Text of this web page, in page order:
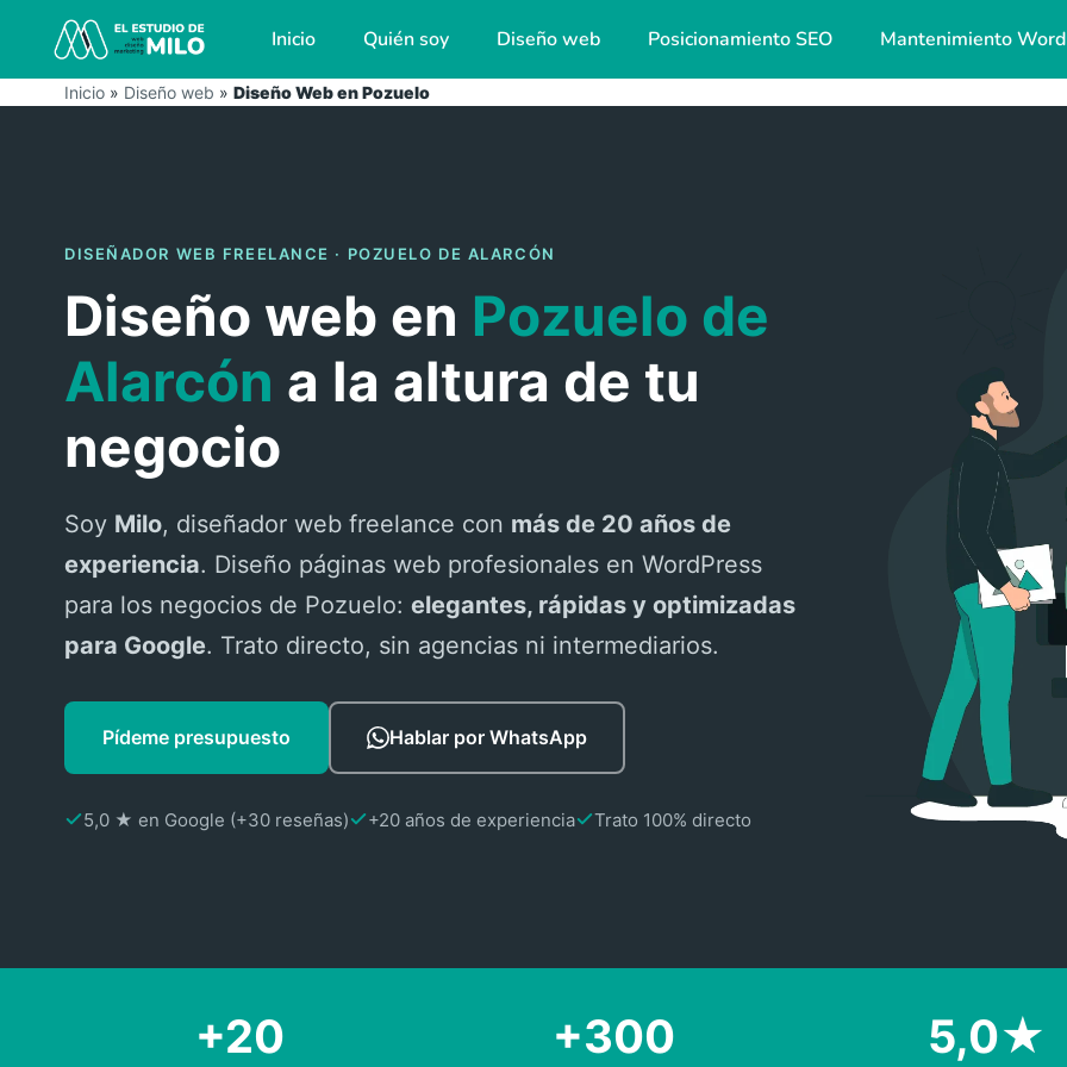
Inicio Quién soy Diseño web Posicionamiento SEO Mantenimiento
Inicio » Diseño web » Diseño Web en Pozuelo
DISEÑADOR WEB FREELANCE · POZUELO DE ALARCÓN
Diseño web en Pozuelo de
Alarcón a la altura de tu
negocio
Soy Milo, diseñador web freelance con más de 20 años de
experiencia. Diseño páginas web profesionales en WordPress
para los negocios de Pozuelo: elegantes, rápidas y optimizadas
para Google. Trato directo, sin agencias ni intermediarios.
Pídeme presupuesto Hablar por WhatsApp
5,0 ★ en Google (+30 reseñas) +20 años de experiencia Trato 100% directo
+20 +300 5,0★